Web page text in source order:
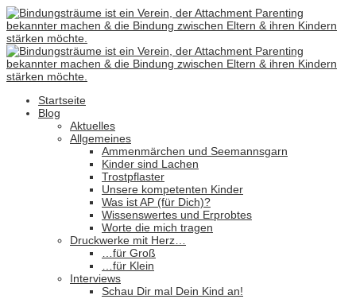
Startseite
Blog
Aktuelles
Allgemeines
Ammenmärchen und Seemannsgarn
Kinder sind Lachen
Trostpflaster
Unsere kompetenten Kinder
Was ist AP (für Dich)?
Wissenswertes und Erprobtes
Worte die mich tragen
Druckwerke mit Herz…
…für Groß
…für Klein
Interviews
Schau Dir mal Dein Kind an!